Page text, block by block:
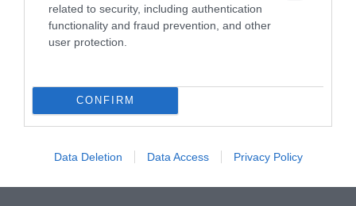
related to security, including authentication
functionality and fraud prevention, and other
user protection.
CONFIRM
Data Deletion Data Access Privacy Policy
Μυρτώ Κοροβέση στο pagenews.gr: «Η κοινωνία ζητά
διαφάνεια, όχι άλλα σκάνδαλα» – Τι λέει για τον ΟΠΕΚΕΠΕ